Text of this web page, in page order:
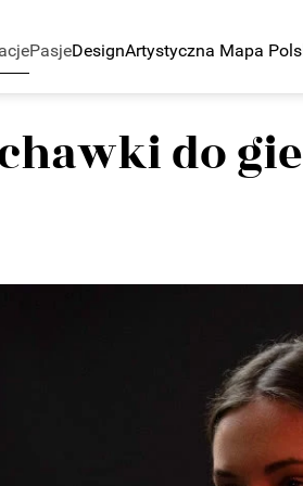
PasjeDesignArtystyczna Mapa
do